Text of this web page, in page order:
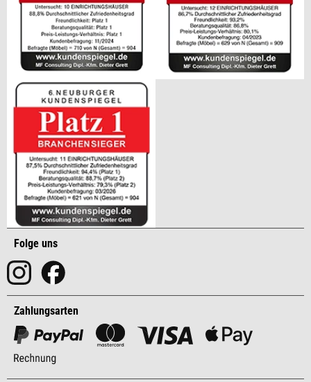
Folge uns
Zahlungsarten